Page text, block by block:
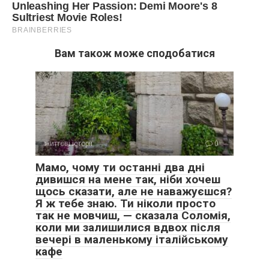
Вам також може сподобатися
життєві історії 0
Мамо, чому ти останні два дні
дивишся на мене так, ніби хочеш
щось сказати, але не наважуєшся?
Я ж тебе знаю. Ти ніколи просто
так не мовчиш, — сказала Соломія,
коли ми залишилися вдвох після
вечері в маленькому італійському
кафе